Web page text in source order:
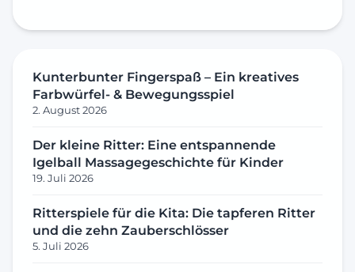
Kunterbunter Fingerspaß – Ein kreatives
Farbwürfel- & Bewegungsspiel
2. August 2026
Der kleine Ritter: Eine entspannende
Igelball Massagegeschichte für Kinder
19. Juli 2026
Ritterspiele für die Kita: Die tapferen Ritter
und die zehn Zauberschlösser
5. Juli 2026